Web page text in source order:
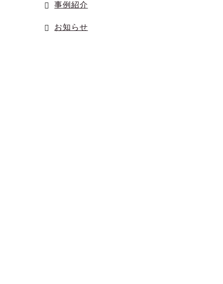
事例紹介
お知らせ